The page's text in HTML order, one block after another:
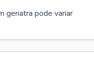
geriatra pode variar